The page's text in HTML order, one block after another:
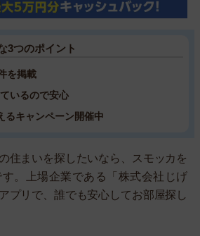
3つのポイント
を掲載
いるので安心
るキャンペーン開催中
住まいを探したいなら、スモッカを
。上場企業である「株式会社じげ
プリで、誰でも安心してお部屋探し